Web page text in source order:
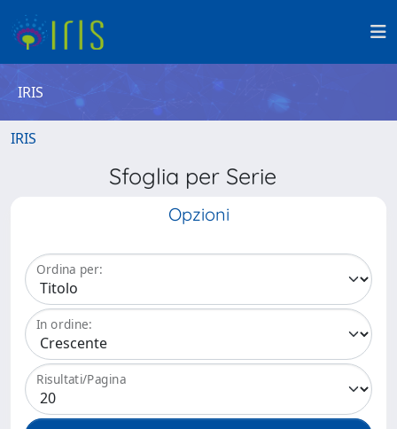
IRIS
IRIS
Sfoglia per Serie
Opzioni
Ordina per:
In ordine:
Risultati/Pagina